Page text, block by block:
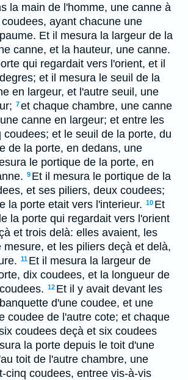
la main de l'homme, une canne à
ayant chacune une
Et il mesura la largeur de la
canne, et la hauteur, une canne.
qui regardait vers l'orient, et il
et il mesura le seuil de la
en largeur, et l'autre seuil, une
7et chaque chambre, une canne
canne en largeur; et entre les
coudees; et le seuil de la porte, du
de la porte, en dedans, une
le portique de la porte, en
9 Et il mesura le portique de la
et ses piliers, deux coudees;
la porte etait vers l'interieur. 10 Et
la porte qui regardait vers l'orient
et trois delà: elles avaient, les
mesure, et les piliers deçà et delà,
11 Et il mesura la largeur de
dix coudees, et la longueur de
12 Et il y avait devant les
d'une coudee, et une
coudee de l'autre cote; et chaque
coudees deçà et six coudees
la porte depuis le toit d'une
toit de l'autre chambre, une
cinq coudees, entree vis-à-vis